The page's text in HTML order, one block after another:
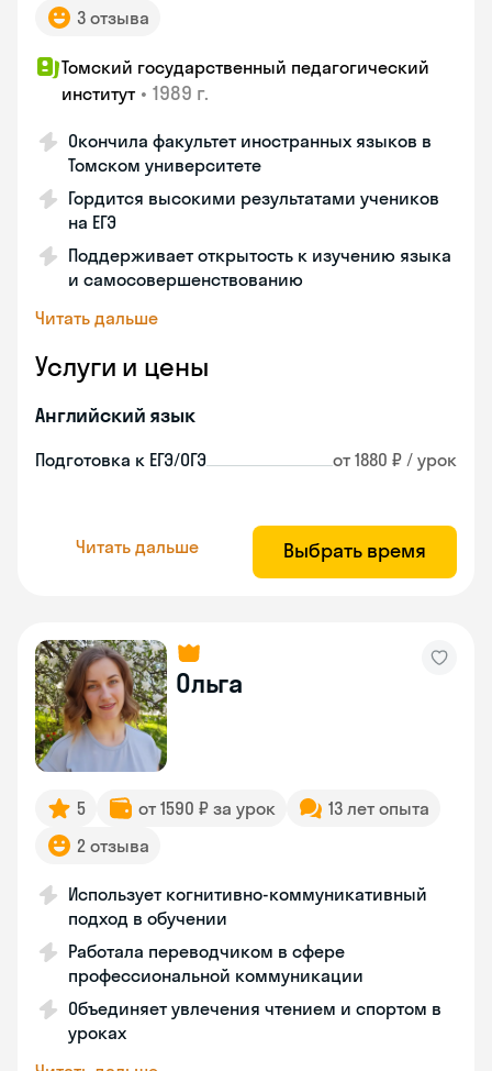
3 отзыва
Томский государственный педагогический
институт • 1989 г.
Окончила факультет иностранных языков в
Томском университете
Гордится высокими результатами учеников
на ЕГЭ
Поддерживает открытость к изучению языка
и самосовершенствованию
Читать дальше
Услуги и цены
Английский язык
Подготовка к ЕГЭ/ОГЭ от 1880 ₽ / урок
Читать дальше Выбрать время
Ольга
5 от 1590 ₽ за урок
13 лет опыта
2 отзыва
Использует когнитивно-коммуникативный
подход в обучении
Работала переводчиком в сфере
профессиональной коммуникации
Объединяет увлечения чтением и спортом в
уроках